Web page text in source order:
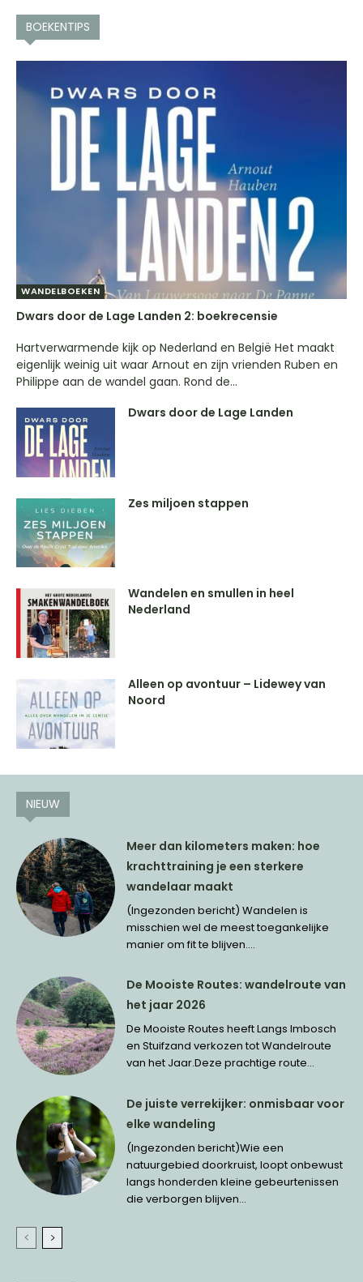
BOEKENTIPS
WANDELBOEKEN
Dwars door de Lage Landen 2: boekrecensie
Hartverwarmende kijk op Nederland en België Het maakt
eigenlijk weinig uit waar Arnout en zijn vrienden Ruben en
Philippe aan de wandel gaan. Rond de...
Dwars door de Lage Landen
Zes miljoen stappen
Wandelen en smullen in heel
Nederland
Alleen op avontuur – Lidewey van
Noord
NIEUW
Meer dan kilometers maken: hoe
krachttraining je een sterkere
wandelaar maakt
(Ingezonden bericht) Wandelen is
misschien wel de meest toegankelijke
manier om fit te blijven....
De Mooiste Routes: wandelroute van
het jaar 2026
De Mooiste Routes heeft Langs Imbosch
en Stuifzand verkozen tot Wandelroute
van het Jaar.Deze prachtige route...
De juiste verrekijker: onmisbaar voor
elke wandeling
(Ingezonden bericht)Wie een
natuurgebied doorkruist, loopt onbewust
langs honderden kleine gebeurtenissen
die verborgen blijven...